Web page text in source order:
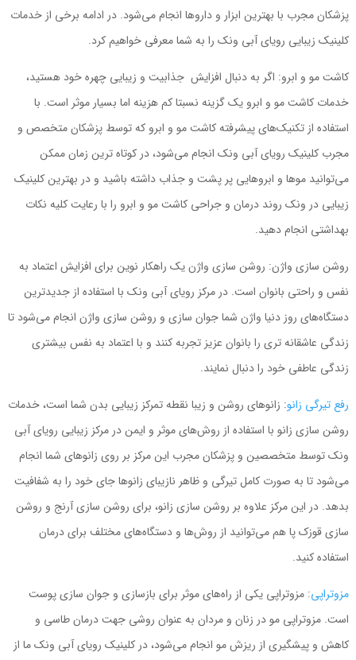
پزشکان مجرب با بهترین ابزار و داروها انجام می‌شود. در ادامه برخی از خدمات
کلینیک زیبایی رویای آبی ونک را به شما معرفی خواهیم کرد.
کاشت مو و ابرو: اگر به دنبال افزایش جذابیت و زیبایی چهره خود هستید،
خدمات کاشت مو و ابرو یک گزینه نسبتا کم هزینه اما بسیار موثر است. با
استفاده از تکنیک‌های پیشرفته کاشت مو و ابرو که توسط پزشکان متخصص و
مجرب کلینیک رویای آبی ونک انجام می‌شود، در کوتاه ترین زمان ممکن
می‌توانید موها و ابروهایی پر پشت و جذاب داشته باشید و در بهترین کلینیک
زیبایی در ونک روند درمان و جراحی کاشت مو و ابرو را با رعایت کلیه نکات
بهداشتی انجام دهید.
روشن سازی واژن: روشن سازی واژن یک راهکار نوین برای افزایش اعتماد به
نفس و راحتی بانوان است. در مرکز رویای آبی ونک با استفاده از جدیدترین
دستگاه‌های روز دنیا واژن شما جوان سازی و روشن سازی واژن انجام می‌شود تا
زندگی عاشقانه تری را بانوان عزیز تجربه کنند و با اعتماد به نفس بیشتری
زندگی عاطفی خود را دنبال نمایند.
رفع تیرگی زانو: زانوهای روشن و زیبا نقطه تمرکز زیبایی بدن شما است، خدمات
روشن سازی زانو با استفاده از روش‌های موثر و ایمن در مرکز زیبایی رویای آبی
ونک توسط متخصصین و پزشکان مجرب این مرکز بر روی زانوهای شما انجام
می‌شود تا به صورت کامل تیرگی و ظاهر نازیبای زانوها جای خود را به شفافیت
بدهد. در این مرکز علاوه بر روشن سازی زانو، برای روشن سازی آرنج و روشن
سازی قوزک پا هم می‌توانید از روش‌ها و دستگاه‌های مختلف برای درمان
استفاده کنید.
مزوتراپی: مزوتراپی یکی از راه‌های موثر برای بازسازی و جوان سازی پوست
است. مزوتراپی مو در زنان و مردان به عنوان روشی جهت درمان طاسی و
کاهش و پیشگیری از ریزش مو انجام می‌شود، در کلینیک رویای آبی ونک ما از